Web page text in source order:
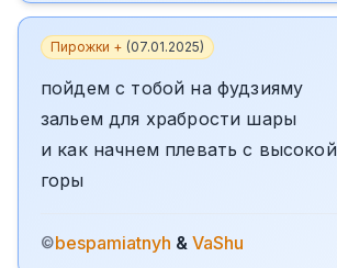
Пирожки + (07.01.2025)
пойдем с тобой на фудзияму
зальем для храбрости шары
и как начнем плевать с высокой
горы
©bespamiatnyh & VaShu